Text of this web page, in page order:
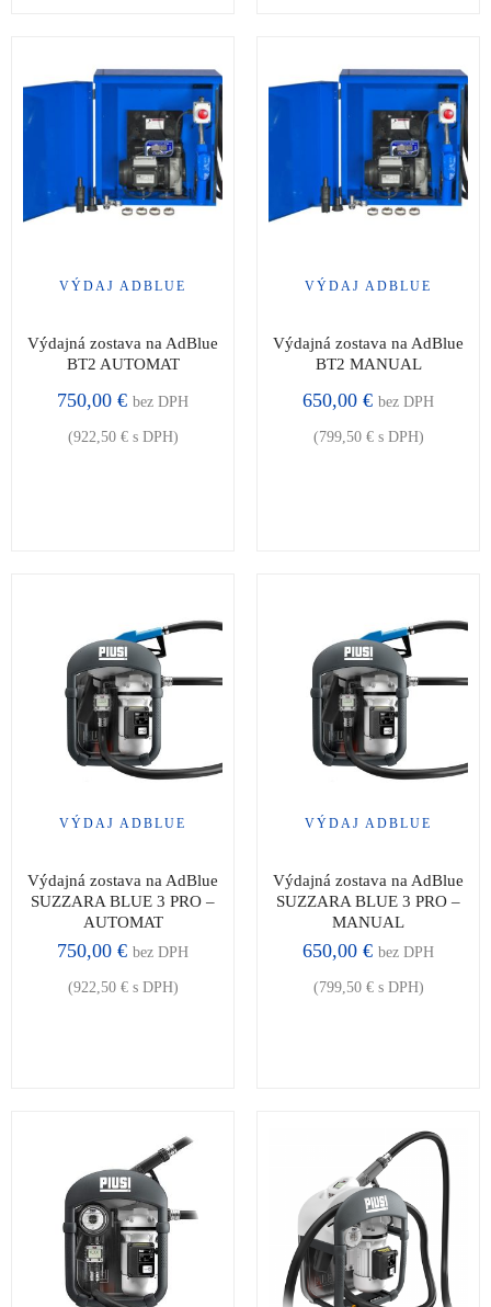
VÝDAJ ADBLUE
Výdajná zostava na AdBlue
BT2 AUTOMAT
750,00 € bez DPH
(922,50 €s DPH)
VÝDAJ ADBLUE
Výdajná zostava na AdBlue
BT2 MANUAL
650,00 € bez DPH
(799,50 €s DPH)
VÝDAJ ADBLUE
Výdajná zostava na AdBlue
SUZZARA BLUE 3 PRO –
AUTOMAT
750,00 € bez DPH
(922,50 €s DPH)
VÝDAJ ADBLUE
Výdajná zostava na AdBlue
SUZZARA BLUE 3 PRO –
MANUAL
650,00 € bez DPH
(799,50 €s DPH)